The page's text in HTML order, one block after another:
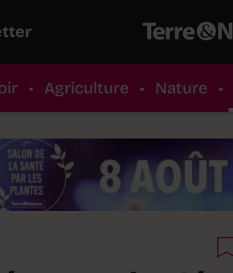
• Agriculture • Nature •